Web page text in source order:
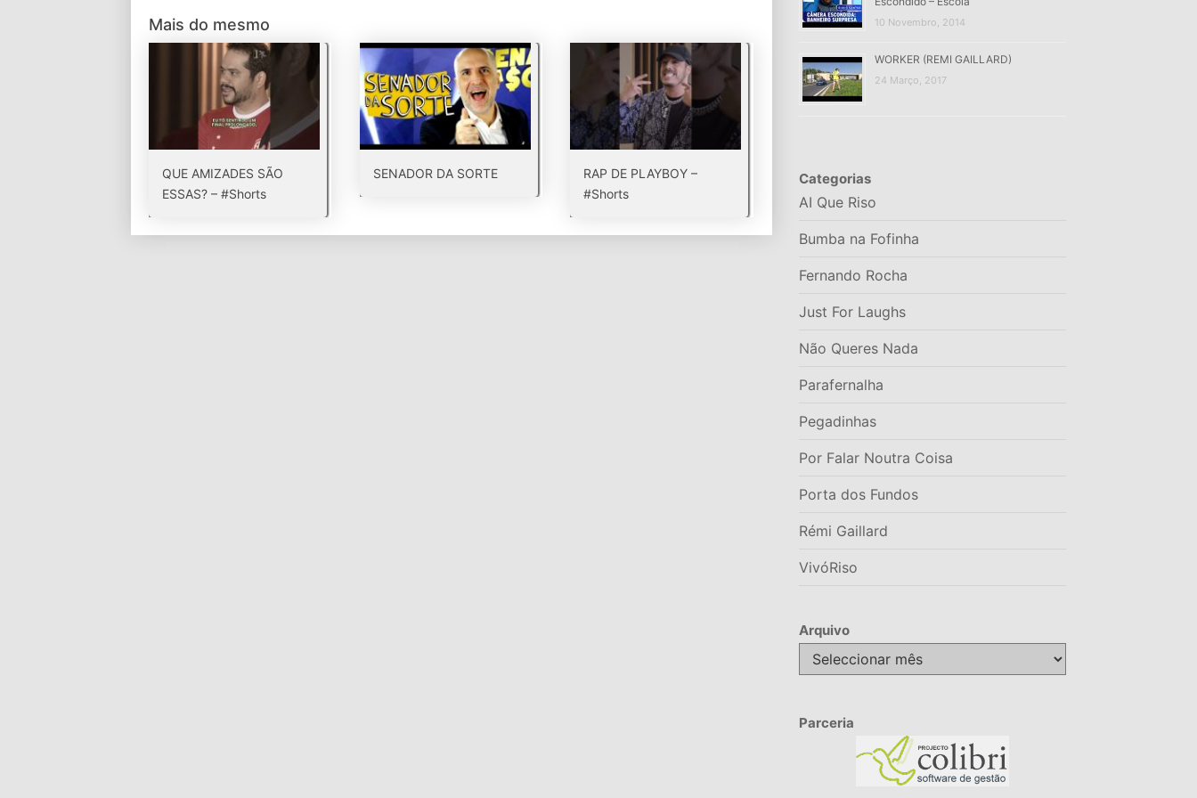
Mais do mesmo
QUE AMIZADES SÃO
ESSAS? – #Shorts
SENADOR DA SORTE
RAP DE PLAYBOY –
#Shorts
10 Novembro, 2014
WORKER (REMI GAILLARD)
24 Março, 2017
Categorias
AI Que Riso
Bumba na Fofinha
Fernando Rocha
Just For Laughs
Não Queres Nada
Parafernalha
Pegadinhas
Por Falar Noutra Coisa
Porta dos Fundos
Rémi Gaillard
VivóRiso
Arquivo
Arquivo
Parceria